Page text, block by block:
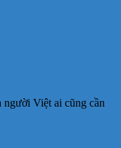
Việt ai cũng cần